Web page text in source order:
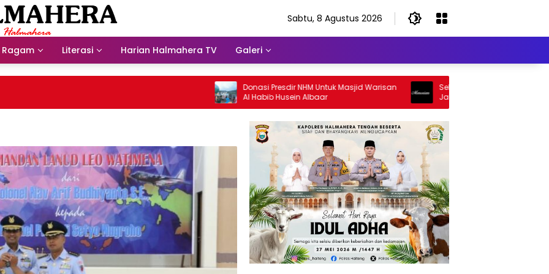
Sabtu, 8 Agustus 2026
Ragam Literasi Harian Halmahera TV Galeri
Donasi Presdir NHM Untuk Masjid Warisan
Al Habib Husein Albaar
Selamat Jalan Sang Inspirator,
Jalan Abangku Yuslam Idris